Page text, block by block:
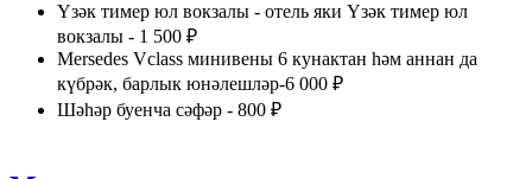
Үзәк тимер юл вокзалы - отель яки Үзәк тимер юл
вокзалы - 1 500 ₽
Mersedes Vclass минивены 6 кунактан һәм аннан да
күбрәк, барлык юнәлешләр-6 000 ₽
Шәһәр буенча сәфәр - 800 ₽